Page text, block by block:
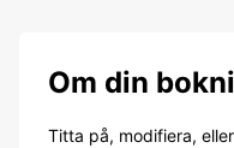
Om din
Titta på, modifiera,